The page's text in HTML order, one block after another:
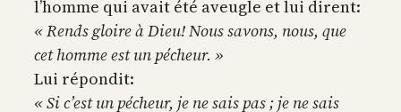
l’homme qui avait été aveugle et lui dirent:
« Rends gloire à Dieu! Nous savons, nous, que
cet homme est un pécheur. »
Lui répondit:
« Si c’est un pécheur, je ne sais pas ; je ne sais